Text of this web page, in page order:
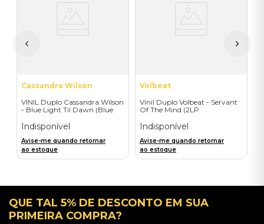
Cassandra Wilson
VINIL Duplo Cassandra Wilson
- Blue Light Til Dawn (Blue
Indisponível
Avise-me quando retornar
ao estoque
Volbeat
Vinil Duplo Volbeat - Servant
Of The Mind (2LP
Importado
Indisponível
Avise-me quando retornar
ao estoque
QUE TAL 5% DE DESCONTO EM SUA
PRIMEIRA COMPRA?